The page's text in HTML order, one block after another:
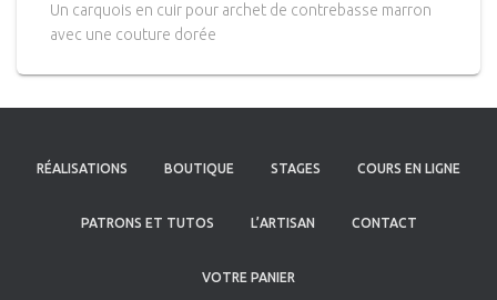
Un carquois en cuir pour archet de contrebasse marron
avec une couture dorée
RÉALISATIONS BOUTIQUE STAGES COURS EN LIGNE
PATRONS ET TUTOS L’ARTISAN CONTACT
VOTRE PANIER